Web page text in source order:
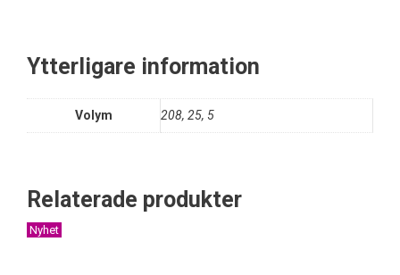
Ytterligare information
Volym 208, 25, 5
Relaterade produkter
Nyhet